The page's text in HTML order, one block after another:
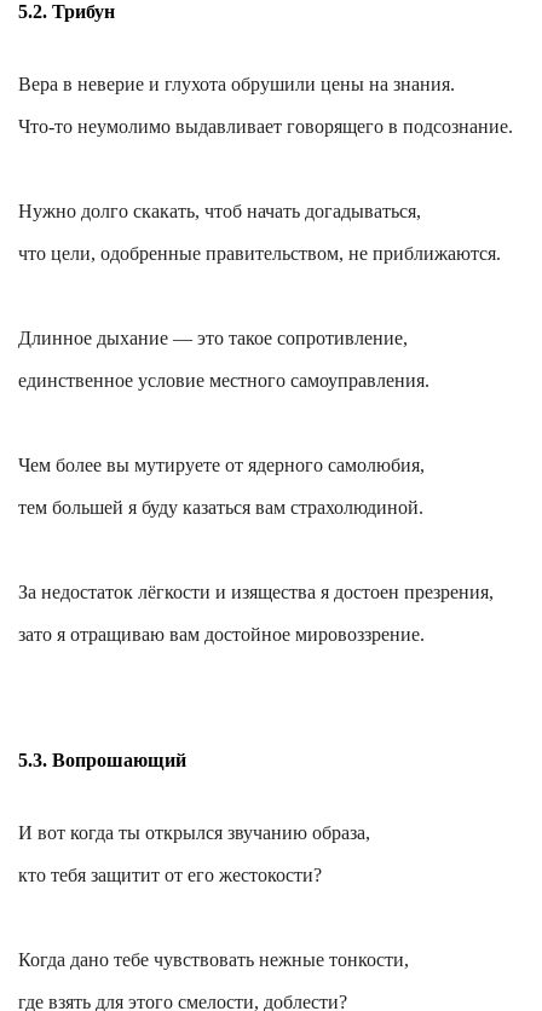
5.2. Трибун
Вера в неверие и глухота обрушили цены на знания.
Что-то неумолимо выдавливает говорящего в подсознание.
Нужно долго скакать, чтоб начать догадываться,
что цели, одобренные правительством, не приближаются.
Длинное дыхание — это такое сопротивление,
единственное условие местного самоуправления.
Чем более вы мутируете от ядерного самолюбия,
тем большей я буду казаться вам страхолюдиной.
За недостаток лёгкости и изящества я достоен презрения,
зато я отращиваю вам достойное мировоззрение.
5.3. Вопрошающий
И вот когда ты открылся звучанию образа,
кто тебя защитит от его жестокости?
Когда дано тебе чувствовать нежные тонкости,
где взять для этого смелости, доблести?